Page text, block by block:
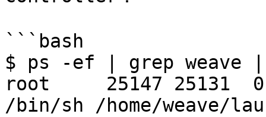
```bash
$ ps -ef | grep weave
root     25147 25131
/bin/sh /home/weave/